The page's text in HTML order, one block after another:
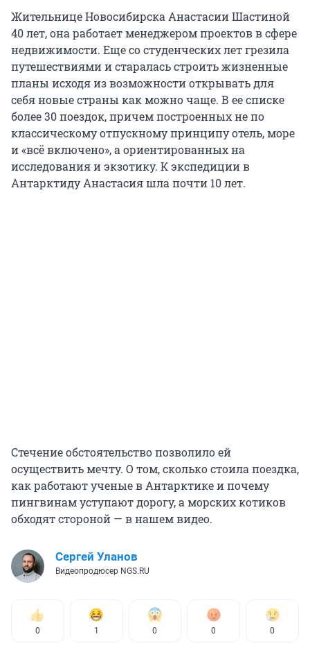
Жительнице Новосибирска Анастасии Шастиной
40 лет, она работает менеджером проектов в сфере
недвижимости. Еще со студенческих лет грезила
путешествиями и старалась строить жизненные
планы исходя из возможности открывать для
себя новые страны как можно чаще. В ее списке
более 30 поездок, причем построенных не по
классическому отпускному принципу отель, море
и «всё включено», а ориентированных на
исследования и экзотику. К экспедиции в
Антарктиду Анастасия шла почти 10 лет.
Стечение обстоятельство позволило ей
осуществить мечту. О том, сколько стоила поездка,
как работают ученые в Антарктике и почему
пингвинам уступают дорогу, а морских котиков
обходят стороной — в нашем видео.
Сергей Уланов
Видеопродюсер NGS.RU
0 1 0 0 0